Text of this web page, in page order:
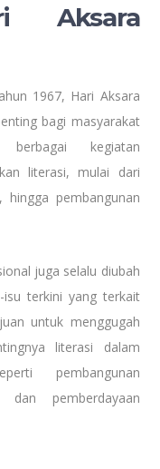
Aksara
1967, Hari Aksara
bagi masyarakat
berbagai kegiatan
literasi, mulai dari
hingga pembangunan
juga selalu diubah
terkini yang terkait
untuk menggugah
literasi dalam
pembangunan
dan pemberdayaan